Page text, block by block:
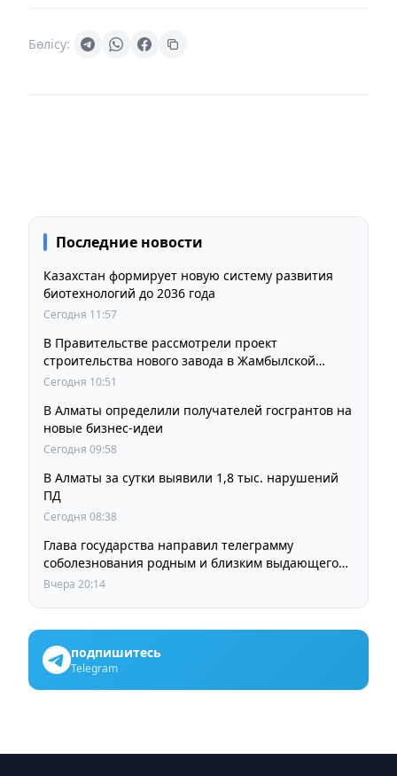
Бөлісу:
Последние новости
Казахстан формирует новую систему развития
биотехнологий до 2036 года
Сегодня 11:57
В Правительстве рассмотрели проект
строительства нового завода в Жамбылской
области
Сегодня 10:51
В Алматы определили получателей госгрантов на
новые бизнес-идеи
Сегодня 09:58
В Алматы за сутки выявили 1,8 тыс. нарушений
ПД
Сегодня 08:38
Глава государства направил телеграмму
соболезнования родным и близким выдающегося
кинорежиссера Ардака Амиркулова
Вчера 20:14
подпишитесь
Telegram